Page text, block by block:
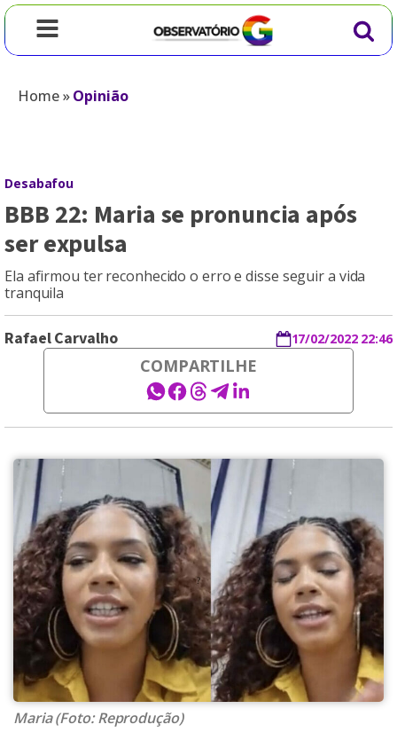
Home»Opinião
Desabafou
BBB 22: Maria se pronuncia após
ser expulsa
Ela afirmou ter reconhecido o erro e disse seguir a vida
tranquila
Rafael Carvalho 17/02/2022 22:46
COMPARTILHE
Maria (Foto: Reprodução)